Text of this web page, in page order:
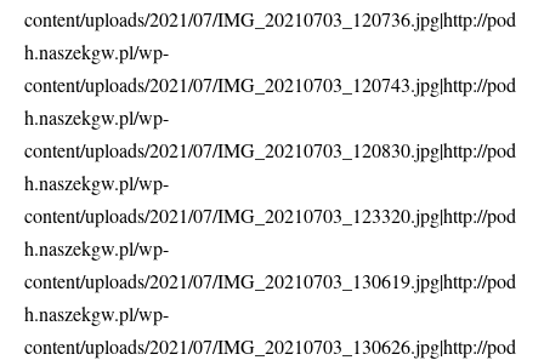
content/uploads/2021/07/IMG_20210703_120736.jpg|http://pod
h.naszekgw.pl/wp-
content/uploads/2021/07/IMG_20210703_120743.jpg|http://pod
h.naszekgw.pl/wp-
content/uploads/2021/07/IMG_20210703_120830.jpg|http://pod
h.naszekgw.pl/wp-
content/uploads/2021/07/IMG_20210703_123320.jpg|http://pod
h.naszekgw.pl/wp-
content/uploads/2021/07/IMG_20210703_130619.jpg|http://pod
h.naszekgw.pl/wp-
content/uploads/2021/07/IMG_20210703_130626.jpg|http://pod